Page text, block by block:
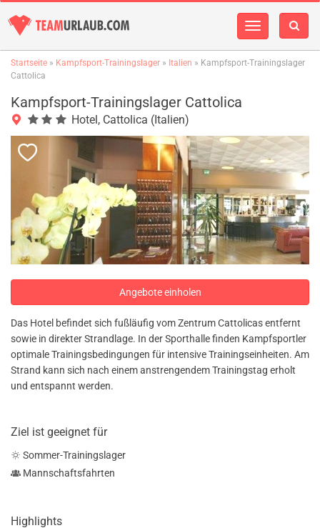
Navigation
Startseite » Kampfsport-Trainingslager » Italien » Kampfsport-Trainingslager
Cattolica
Kampfsport-Trainingslager Cattolica
Hotel, Cattolica (Italien)
Angebote einholen
Das Hotel befindet sich fußläufig vom Zentrum Cattolicas entfernt
sowie in direkter Strandlage. In der Sporthalle finden Kampfsportler
optimale Trainingsbedingungen für intensive Trainingseinheiten. Am
Strand kann sich nach einem anstrengendem Trainingstag erholt
und entspannt werden.
Ziel ist geeignet für
Sommer-Trainingslager
Mannschaftsfahrten
Highlights